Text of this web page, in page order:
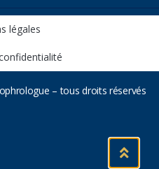
légales
– tous droits réservés